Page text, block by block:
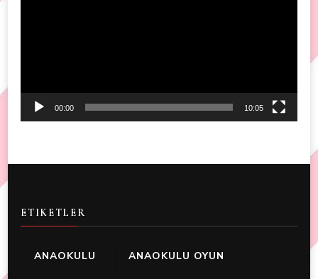
00:00 10:05
ETIKETLER
ANAOKULU ANAOKULU OYUN